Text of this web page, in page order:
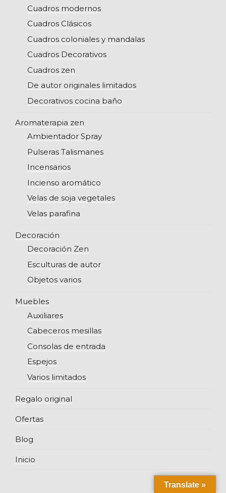
Cuadros modernos
Cuadros Clásicos
Cuadros coloniales y mandalas
Cuadros Decorativos
Cuadros zen
De autor originales limitados
Decorativos cocina baño
Aromaterapia zen
Ambientador Spray
Pulseras Talismanes
Incensarios
Incienso aromático
Velas de soja vegetales
Velas parafina
Decoración
Decoración Zen
Esculturas de autor
Objetos varios
Muebles
Auxiliares
Cabeceros mesillas
Consolas de entrada
Espejos
Varios limitados
Regalo original
Ofertas
Blog
Inicio
Translate »